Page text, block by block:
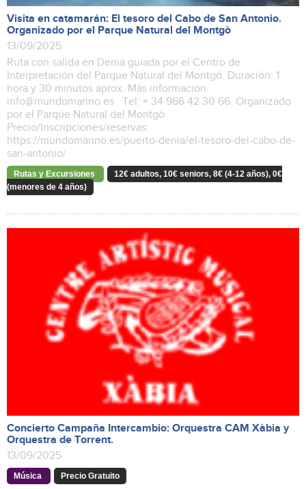
Visita en catamarán: El tesoro del Cabo de San Antonio.
Organizado por el Parque Natural del Montgò
13/09/2025
Ruta con salida en Denia guiada por el Centro de
Interpretación del Parque Natural del Montgó. Duración: 1
hora y 30 minutos aprox. Más información:
info@mundomarino.es Tel: + 34 966 42 30 66. Organizado
por el Parque Natural del Montgò
Precio/Inscripciones/reservas:
https://mundomarino.es/puerto-denia/el-tesoro-del-cabo-de-
san-antonio/
Rutas y Excursiones
12€ adultos, 10€ seniors, 8€ (4-12 años), 0€
(menores de 4 años)
Concierto Campaña Intercambio: Orquestra CAM Xàbia y
Orquestra de Torrent.
13/09/2025
Música Precio Gratuito